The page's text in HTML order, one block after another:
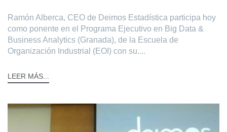
Ramón Alberca, CEO de Deimos Estadística participa hoy
como ponente en el Programa Ejecutivo en Big Data &
Business Analytics (Granada), de la Escuela de
Organización Industrial (EOI) con su....
LEER MÁS...